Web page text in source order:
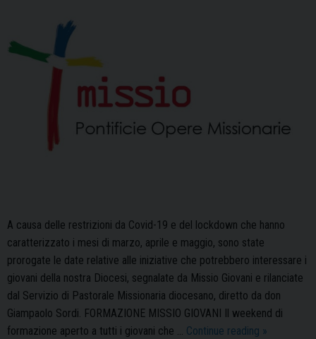
A causa delle restrizioni da Covid-19 e del lockdown che hanno
caratterizzato i mesi di marzo, aprile e maggio, sono state
prorogate le date relative alle iniziative che potrebbero interessare i
giovani della nostra Diocesi, segnalate da Missio Giovani e rilanciate
dal Servizio di Pastorale Missionaria diocesano, diretto da don
Giampaolo Sordi. FORMAZIONE MISSIO GIOVANI Il weekend di
formazione aperto a tutti i giovani che … Continue reading Le
»